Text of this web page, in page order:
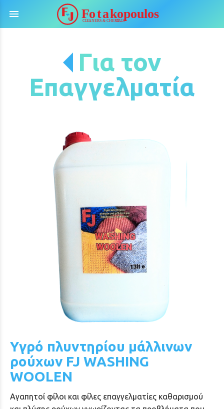
menu
Για τον
Επαγγελματία
Υγρό πλυντηρίου μάλλινων
ρούχων FJ WASHING
WOOLEN
Αγαπητοί φίλοι και φίλες επαγγελματίες καθαρισμού